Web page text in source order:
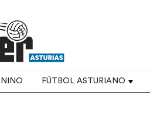
FÚTBOL ASTURIANO